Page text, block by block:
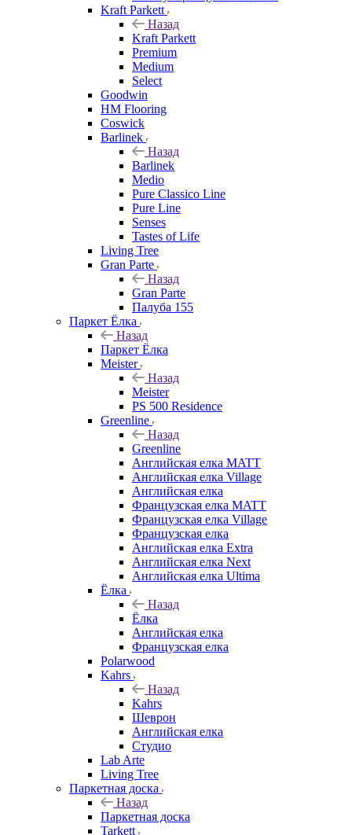
Kraft Parkett
Назад
Kraft Parkett
Premium
Medium
Select
Goodwin
HM Flooring
Coswick
Barlinek
Назад
Barlinek
Medio
Pure Classico Line
Pure Line
Senses
Tastes of Life
Living Tree
Gran Parte
Назад
Gran Parte
Палуба 155
Паркет Ёлка
Назад
Паркет Ёлка
Meister
Назад
Meister
PS 500 Residence
Greenline
Назад
Greenline
Английская елка MATT
Английская елка Village
Английская елка
Французская елка MATT
Французская елка Village
Французская елка
Английская елка Extra
Английская елка Next
Английская елка Ultima
Ёлка
Назад
Ёлка
Английская елка
Французская елка
Polarwood
Kahrs
Назад
Kahrs
Шеврон
Английская елка
Студио
Lab Arte
Living Tree
Паркетная доска
Назад
Паркетная доска
Tarkett